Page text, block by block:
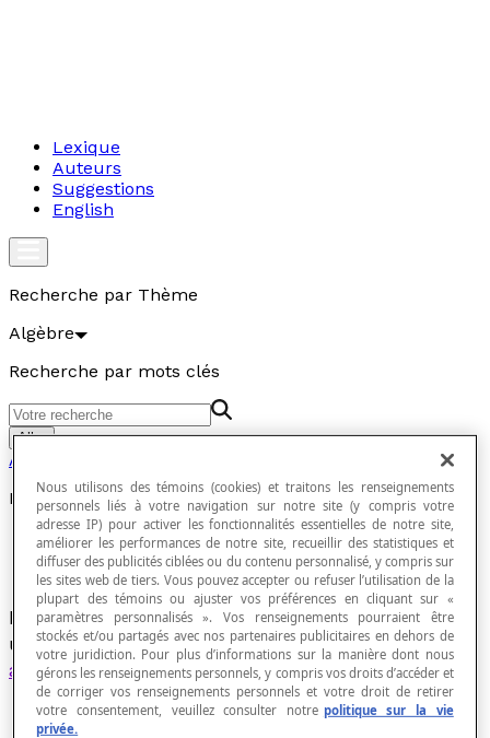
Lexique
Auteurs
Suggestions
English
Recherche par Thème
Algèbre
Recherche par mots clés
Aller
Algèbre
Équation irrationnelle
Équation dans laquelle la variable apparait sous
unradicalet qui peut se ramener à une équation
algébrique.
Nous utilisons des témoins (cookies) et traitons les renseignements
personnels liés à votre navigation sur notre site (y compris votre
adresse IP) pour activer les fonctionnalités essentielles de notre site,
améliorer les performances de notre site, recueillir des statistiques et
diffuser des publicités ciblées ou du contenu personnalisé, y compris sur
les sites web de tiers. Vous pouvez accepter ou refuser l’utilisation de la
plupart des témoins ou ajuster vos préférences en cliquant sur «
paramètres personnalisés ». Vos renseignements pourraient être
stockés et/ou partagés avec nos partenaires publicitaires en dehors de
votre juridiction. Pour plus d’informations sur la manière dont nous
gérons les renseignements personnels, y compris vos droits d’accéder et
de corriger vos renseignements personnels et votre droit de retirer
votre consentement, veuillez consulter notre politique sur la vie
privée.